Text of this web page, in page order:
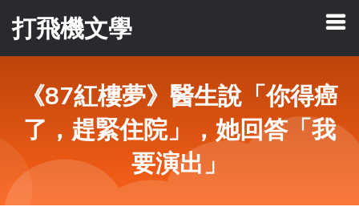
打飛機文學
《87紅樓夢》醫生說「你得癌
了，趕緊住院」，她回答「我
要演出」